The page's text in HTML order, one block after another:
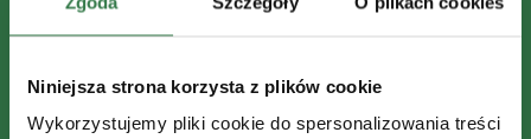
Niniejsza strona korzysta z plików cookie
Wykorzystujemy pliki cookie do spersonalizowania treści